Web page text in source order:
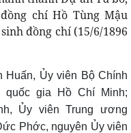
chí Hồ Tùng Mậu
đồng chí (15/6/1896
Huấn, Ủy viên Bộ Chính
gia Hồ Chí Minh;
Ủy viên Trung ương
Phớc, nguyên Ủy viên